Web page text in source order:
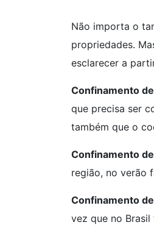
Não importa o
propriedades.
esclarecer a
Confinamento
que precisa ser
também que o
Confinamento
região, no verão
Confinamento
vez que no